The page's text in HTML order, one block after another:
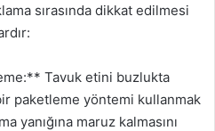
sırasında dikkat edilmesi
Tavuk etini buzlukta
paketleme yöntemi kullanmak
yanığına maruz kalmasını